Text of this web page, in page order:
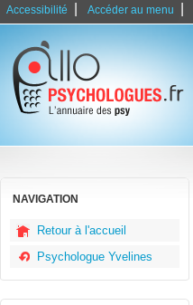
Accessibilité Accéder au menu
NAVIGATION
Retour à l'accueil
Psychologue Yvelines